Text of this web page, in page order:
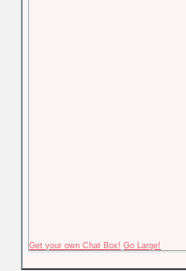
Get your own Chat Box! Go Large!